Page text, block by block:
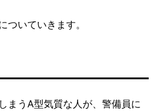
ついていきます。
まうA型気質な人が、警備員に